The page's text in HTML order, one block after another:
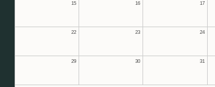
15 16 17
22 23 24
29 30 31